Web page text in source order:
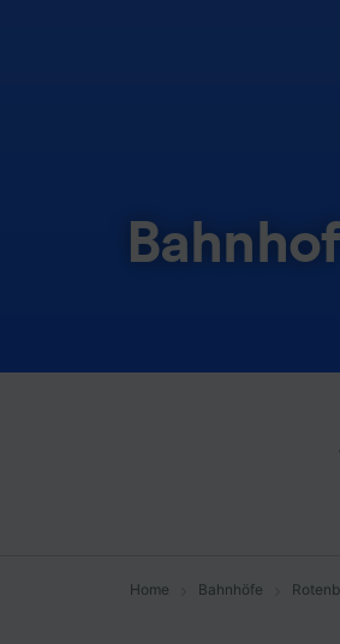
Home Bahnhöfe